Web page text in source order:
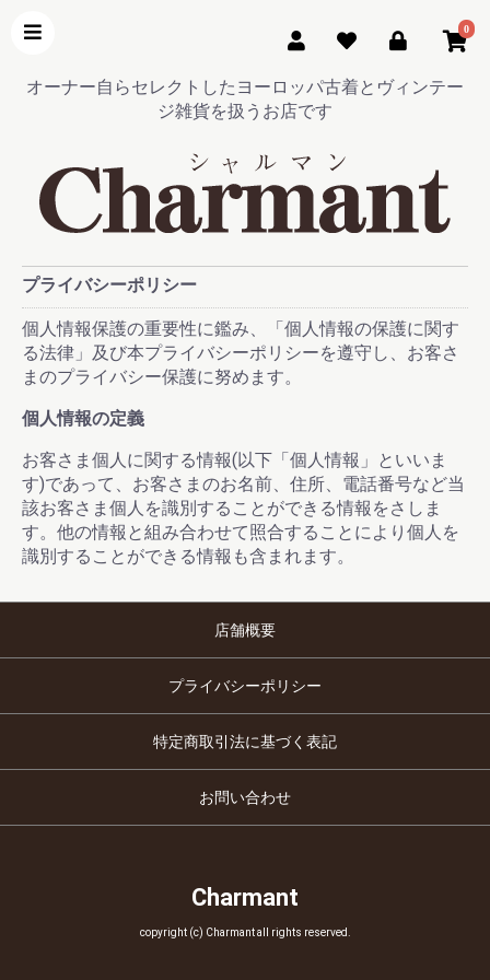
0
オーナー自らセレクトしたヨーロッパ古着とヴィンテー
ジ雑貨を扱うお店です
プライバシーポリシー
個人情報保護の重要性に鑑み、「個人情報の保護に関す
る法律」及び本プライバシーポリシーを遵守し、お客さ
まのプライバシー保護に努めます。
個人情報の定義
お客さま個人に関する情報(以下「個人情報」といいま
す)であって、お客さまのお名前、住所、電話番号など当
該お客さま個人を識別することができる情報をさしま
す。他の情報と組み合わせて照合することにより個人を
識別することができる情報も含まれます。
店舗概要
プライバシーポリシー
特定商取引法に基づく表記
お問い合わせ
Charmant
copyright (c) Charmant all rights reserved.